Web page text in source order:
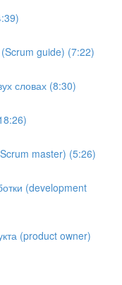
guide) (7:22)
словах (8:30)
master) (5:26)
(development
(product owner)